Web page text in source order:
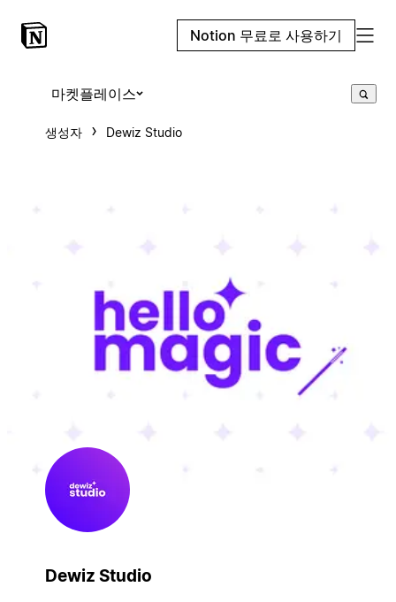
Notion 무료로 사용하기
마켓플레이스
생성자 Dewiz Studio
Dewiz Studio